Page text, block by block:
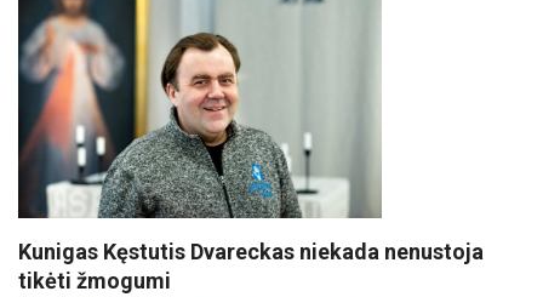
Kunigas Kęstutis Dvareckas niekada nenustoja
tikėti žmogumi